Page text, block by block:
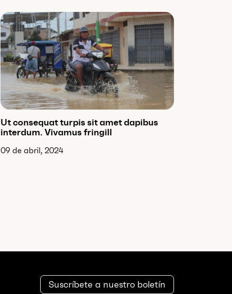
Ut consequat turpis sit amet dapibus
interdum. Vivamus fringill
09 de abril, 2024
Suscríbete a nuestro boletín